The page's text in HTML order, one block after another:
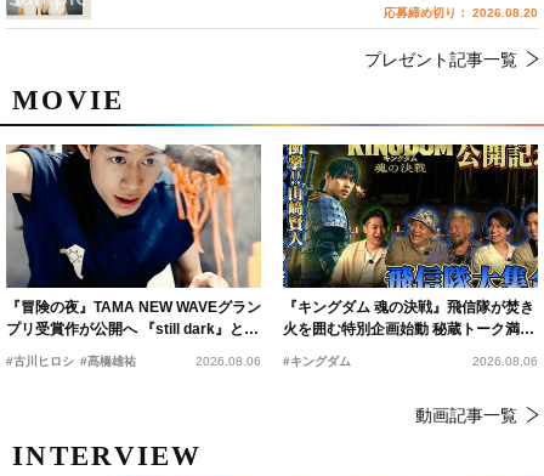
MOVIE
『冒険の夜』TAMA NEW WAVEグラン
プリ受賞作が公開へ 『still dark』と同
時上映決定
#古川ヒロシ #髙橋雄祐 2026.08.06
『キングダム 魂の決戦』飛信隊が焚き
火を囲む特別企画始動 秘蔵トーク満載
の“キングダムキャンプ”開催
#キングダム 2026.08.06
動画記事一覧
INTERVIEW
応募締め切り： 2026.08.20
プレゼント記事一覧